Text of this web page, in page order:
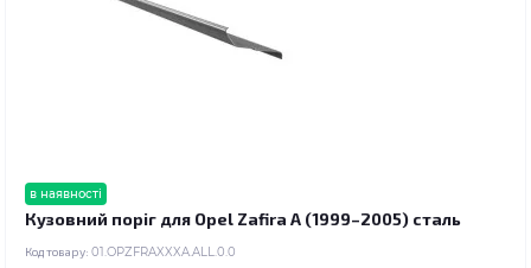
в наявності
Кузовний поріг для Opel Zafira A (1999–2005) сталь
Код товару: 01.OPZFRAXXXA.ALL.0.0